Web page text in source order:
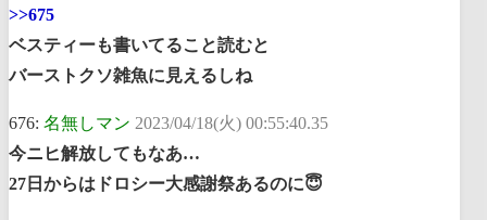
>>675
ベスティーも書いてること読むと
バーストクソ雑魚に見えるしね
676: 名無しマン 2023/04/18(火) 00:55:40.35
今ニヒ解放してもなあ…
27日からはドロシー大感謝祭あるのに😇